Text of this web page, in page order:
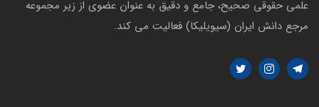
علمی حقوقی صحیح، جامع و دقیق به عنوان عضوی از زیر مجموعه
مرجع دانش ایران (سیویلیکا) فعالیت می کند.